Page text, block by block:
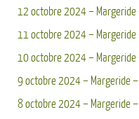
12 octobre 2024 –
11 octobre 2024 –
10 octobre 2024 –
9 octobre 2024 – Margeride
8 octobre 2024 – Margeride